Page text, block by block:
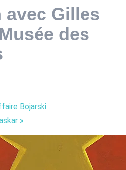
avec Gilles
des
Bojarski
»